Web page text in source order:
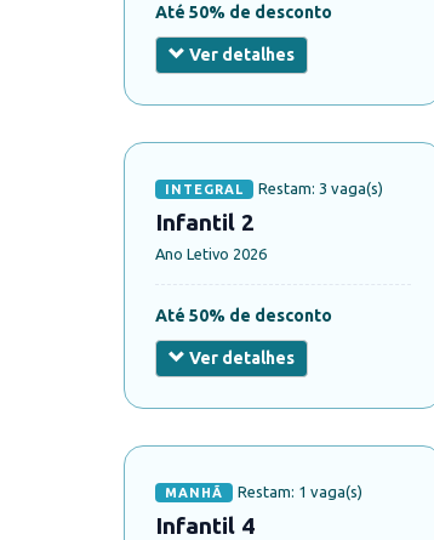
Até 50% de desconto
Ver detalhes
INTEGRAL Restam: 3 vaga(s)
Infantil 2
Ano Letivo 2026
Até 50% de desconto
Ver detalhes
MANHÃ Restam: 1 vaga(s)
Infantil 4